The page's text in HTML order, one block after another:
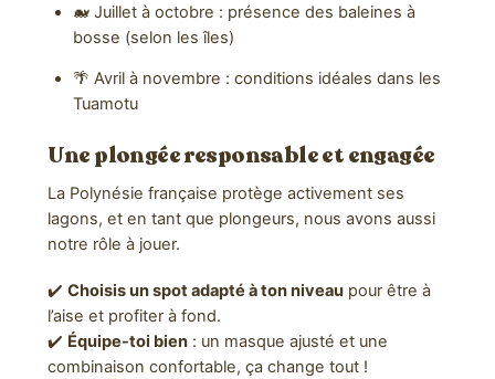
🐋 Juillet à octobre : présence des baleines à
bosse (selon les îles)
🌴 Avril à novembre : conditions idéales dans les
Tuamotu
Une plongée responsable et engagée
La Polynésie française protège activement ses
lagons, et en tant que plongeurs, nous avons aussi
notre rôle à jouer.
✔️ Choisis un spot adapté à ton niveaupour être à
l’aise et profiter à fond.
✔️ Équipe-toi bien: un masque ajusté et une
combinaison confortable, ça change tout !